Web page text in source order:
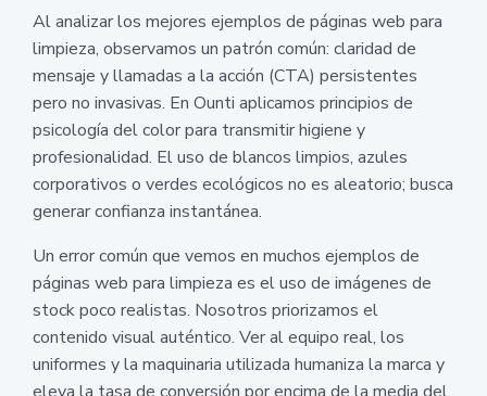
Al analizar los mejores ejemplos de páginas web para
limpieza, observamos un patrón común: claridad de
mensaje y llamadas a la acción (CTA) persistentes
pero no invasivas. En Ounti aplicamos principios de
psicología del color para transmitir higiene y
profesionalidad. El uso de blancos limpios, azules
corporativos o verdes ecológicos no es aleatorio; busca
generar confianza instantánea.
Un error común que vemos en muchos ejemplos de
páginas web para limpieza es el uso de imágenes de
stock poco realistas. Nosotros priorizamos el
contenido visual auténtico. Ver al equipo real, los
uniformes y la maquinaria utilizada humaniza la marca y